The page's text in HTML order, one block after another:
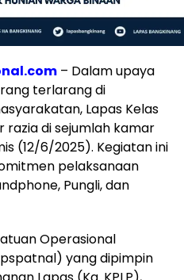
– Dalam upaya
terlarang di
Lapas Kelas
razia di sejumlah kamar
(12/6/2025). Kegiatan ini
pelaksanaan
Pungli, dan
Operasional
yang dipimpin